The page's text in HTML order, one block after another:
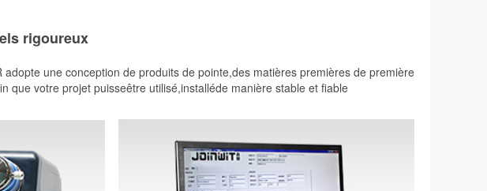
rigoureux
une conception de produits de pointe,des matières premières de première
que votre projet puisseêtre utilisé,installéde manière stable et fiable